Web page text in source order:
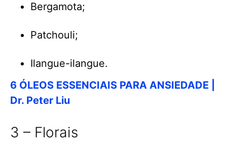
Bergamota;
Patchouli;
Ilangue-ilangue.
6 ÓLEOS ESSENCIAIS PARA ANSIEDADE |
Dr. Peter Liu
3 – Florais